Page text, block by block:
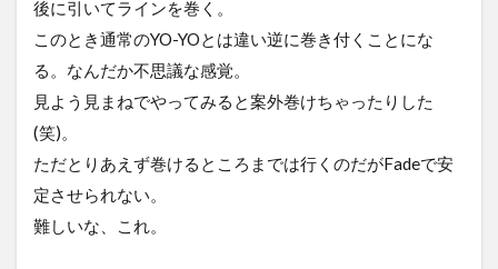
後に引いてラインを巻く。
このとき通常のYO-YOとは違い逆に巻き付くことにな
る。なんだか不思議な感覚。
見よう見まねでやってみると案外巻けちゃったりした
(笑)。
ただとりあえず巻けるところまでは行くのだがFadeで安
定させられない。
難しいな、これ。